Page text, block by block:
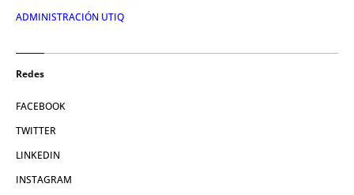
ADMINISTRACIÓN UTIQ
Redes
FACEBOOK
TWITTER
LINKEDIN
INSTAGRAM